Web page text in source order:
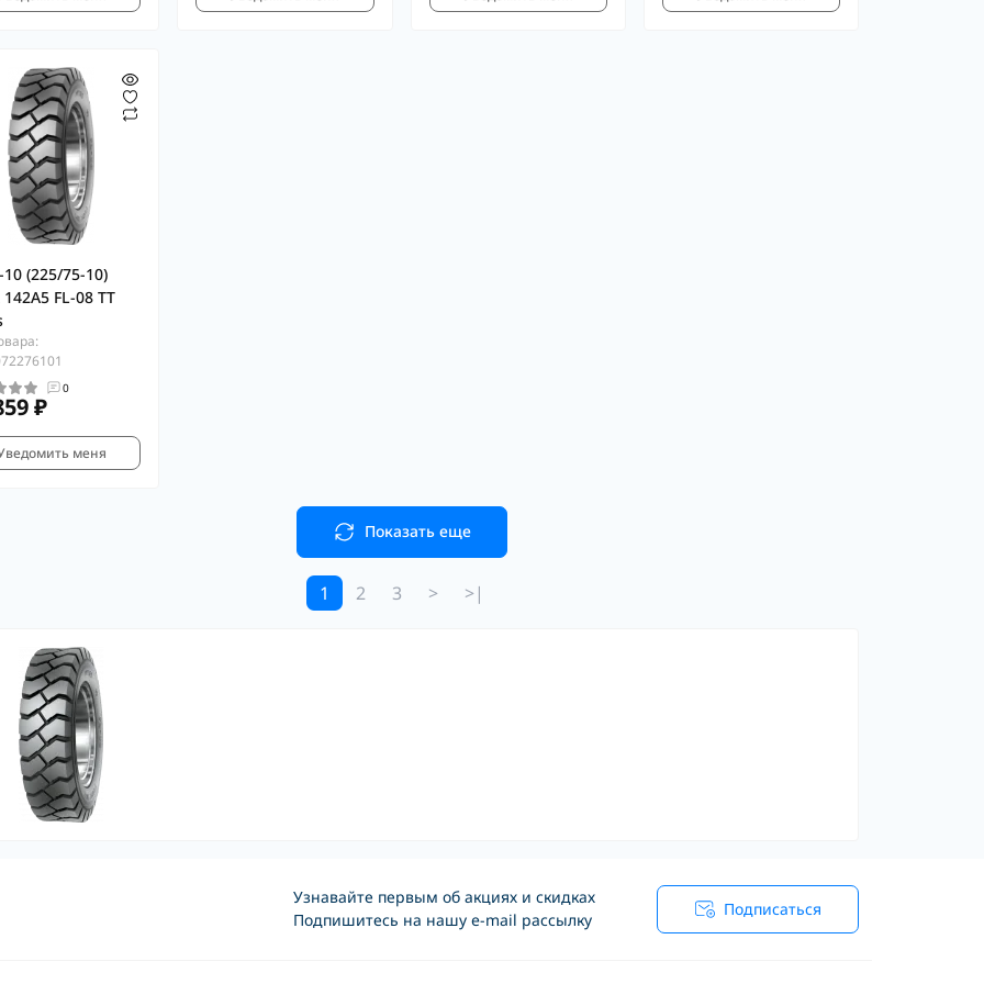
10 (225/75-10)
142A5 FL-08 TT
0
₽
меня
Показать еще
1 2 3 > >|
Узнавайте первым об акциях и скидках
Подпишитесь на нашу e-mail рассылку
Подписаться